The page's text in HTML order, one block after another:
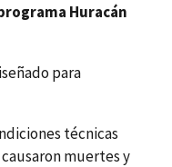
Huracán
para
técnicas
muertes y